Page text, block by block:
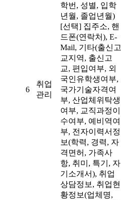
6
취업
관리
학번, 성별, 입학
년월, 졸업년월)
[선택] 집주소, 핸
드폰(연락처), E-
Mail, 기타(출신고
교지역, 출신고
교, 편입여부, 외
국인유학생여부,
국가기술자격여
부, 산업체위탁생
여부, 교직과정이
수여부, 예비역여
부, 전자이력서정
보(학력, 경력, 자
격면허, 가족사
항, 취미, 특기, 자
기소개서), 취업
상담정보, 취업현
황정보(업체명,